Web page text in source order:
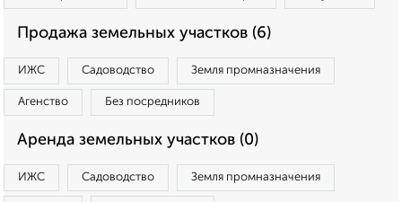
Продажа земельных участков (6)
ИЖС Садоводство Земля промназначения
Агенство Без посредников
Аренда земельных участков (0)
ИЖС Садоводство Земля промназначения